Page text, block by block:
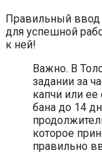
Правильный
для успешной
к ней!
Важно. В
задании за
капчи или ее
бана до 14
которое
правильно